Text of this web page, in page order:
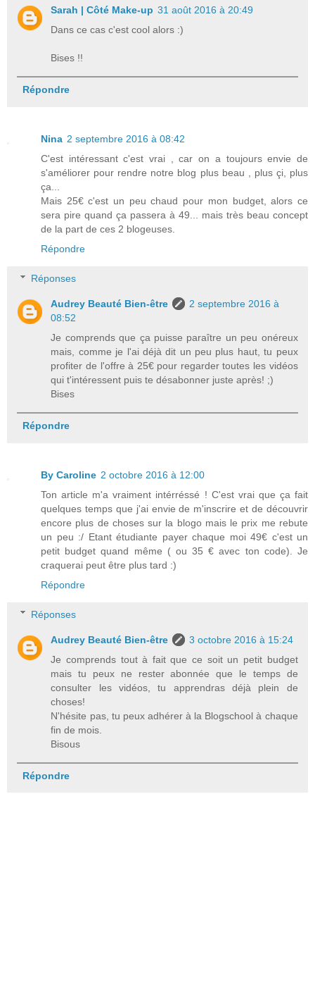
Sarah | Côté Make-up 31 août 2016 à 20:49
Dans ce cas c'est cool alors :)
Bises !!
Répondre
Nina 2 septembre 2016 à 08:42
C'est intéressant c'est vrai , car on a toujours envie de
s'améliorer pour rendre notre blog plus beau , plus çi, plus
ça...
Mais 25€ c'est un peu chaud pour mon budget, alors ce
sera pire quand ça passera à 49... mais très beau concept
de la part de ces 2 blogeuses.
Répondre
Réponses
Audrey Beauté Bien-être
2 septembre 2016 à
08:52
Je comprends que ça puisse paraître un peu onéreux
mais, comme je l'ai déjà dit un peu plus haut, tu peux
profiter de l'offre à 25€ pour regarder toutes les vidéos
qui t'intéressent puis te désabonner juste après! ;)
Bises
Répondre
By Caroline 2 octobre 2016 à 12:00
Ton article m'a vraiment intérréssé ! C'est vrai que ça fait
quelques temps que j'ai envie de m'inscrire et de découvrir
encore plus de choses sur la blogo mais le prix me rebute
un peu :/ Etant étudiante payer chaque moi 49€ c'est un
petit budget quand même ( ou 35 € avec ton code). Je
craquerai peut être plus tard :)
Répondre
Réponses
Audrey Beauté Bien-être
3 octobre 2016 à 15:24
Je comprends tout à fait que ce soit un petit budget
mais tu peux ne rester abonnée que le temps de
consulter les vidéos, tu apprendras déjà plein de
choses!
N'hésite pas, tu peux adhérer à la Blogschool à chaque
fin de mois.
Bisous
Répondre